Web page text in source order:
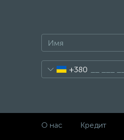
+380
О нас Кредит